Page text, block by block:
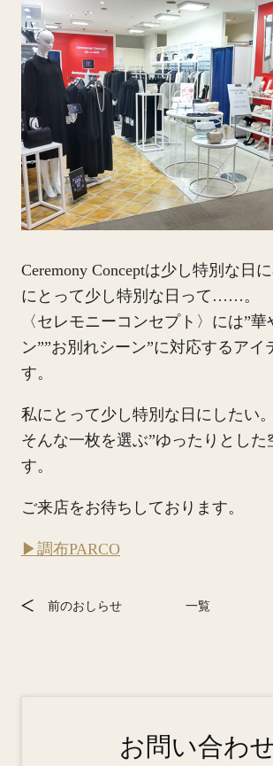
Ceremony Conceptは少し特別な日
にとって少し特別な日って……。
〈セレモニーコンセプト〉には”華
ン””お別れシーン”に対応するアイ
す。
私にとって少し特別な日にしたい。
そんな一枚を選ぶ”ゆったりとした
す。
ご来店をお待ちしております。
▶調布PARCO
前のおしらせ 一覧
お問い合わ